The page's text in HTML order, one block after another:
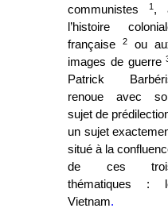
communistes1 ,
l’histoire
française2
ou
images de guerre
Patrick
renoue avec
sujet de
un sujet
situé à la
de ces
thématiques :
Vietnam.